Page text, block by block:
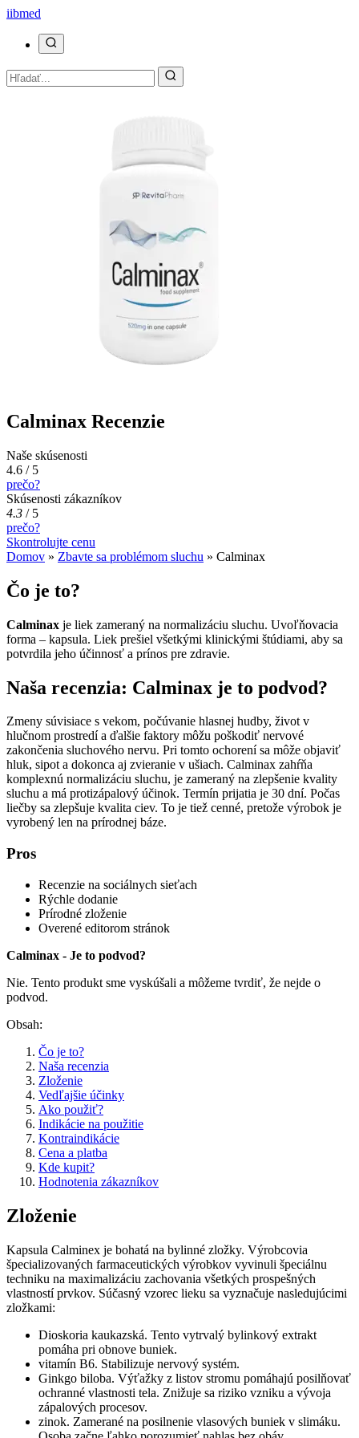
iibmed
Calminax Recenzie
Naše skúsenosti
4.6 / 5
prečo?
Skúsenosti zákazníkov
4.3 / 5
prečo?
Skontrolujte cenu
Domov » Zbavte sa problémom sluchu » Calminax
Čo je to?
Calminax je liek zameraný na normalizáciu sluchu. Uvoľňovacia
forma – kapsula. Liek prešiel všetkými klinickými štúdiami, aby sa
potvrdila jeho účinnosť a prínos pre zdravie.
Naša recenzia: Calminax je to podvod?
Zmeny súvisiace s vekom, počúvanie hlasnej hudby, život v
hlučnom prostredí a ďalšie faktory môžu poškodiť nervové
zakončenia sluchového nervu. Pri tomto ochorení sa môže objaviť
hluk, sipot a dokonca aj zvieranie v ušiach. Calminax zahŕňa
komplexnú normalizáciu sluchu, je zameraný na zlepšenie kvality
sluchu a má protizápalový účinok. Termín prijatia je 30 dní. Počas
liečby sa zlepšuje kvalita ciev. To je tiež cenné, pretože výrobok je
vyrobený len na prírodnej báze.
Pros
Recenzie na sociálnych sieťach
Rýchle dodanie
Prírodné zloženie
Overené editorom stránok
Calminax - Je to podvod?
Nie. Tento produkt sme vyskúšali a môžeme tvrdiť, že nejde o
podvod.
Obsah:
Čo je to?
Naša recenzia
Zloženie
Vedľajšie účinky
Ako použiť?
Indikácie na použitie
Kontraindikácie
Cena a platba
Kde kupit?
Hodnotenia zákazníkov
Zloženie
Kapsula Calminex je bohatá na bylinné zložky. Výrobcovia
špecializovaných farmaceutických výrobkov vyvinuli špeciálnu
techniku ​​na maximalizáciu zachovania všetkých prospešných
vlastností prvkov. Súčasný vzorec lieku sa vyznačuje nasledujúcimi
zložkami:
Dioskoria kaukazská. Tento vytrvalý bylinkový extrakt
pomáha pri obnove buniek.
vitamín B6. Stabilizuje nervový systém.
Ginkgo biloba. Výťažky z listov stromu pomáhajú posilňovať
ochranné vlastnosti tela. Znižuje sa riziko vzniku a vývoja
zápalových procesov.
zinok. Zamerané na posilnenie vlasových buniek v slimáku.